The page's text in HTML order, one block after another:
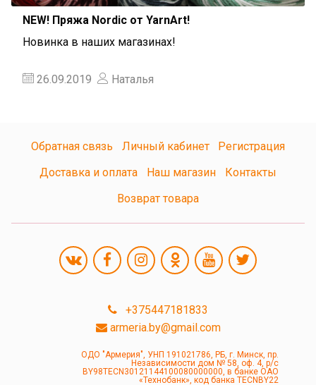
NEW! Пряжа Nordic от YarnArt!
Новинка в наших магазинах!
26.09.2019 Наталья
Обратная связь Личный кабинет
Регистрация
Доставка и оплата
Наш магазин
Контакты
Возврат товара
+375447181833
armeria.by@gmail.com
ОДО "Армерия", УНП 191021786, РБ, г. Минск, пр.
Независимости дом № 58, оф. 4, р/с
BY98TECN30121144100080000000, в банке ОАО
«Технобанк», код банка TECNBY22